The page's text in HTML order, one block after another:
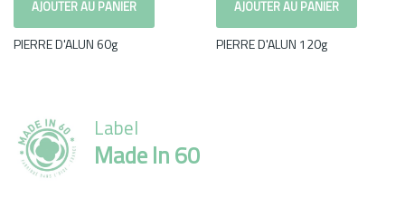
AJOUTER AU PANIER
PIERRE D'ALUN 60g
AJOUTER AU PANIER
PIERRE D'ALUN 120g
Label
Made In 60